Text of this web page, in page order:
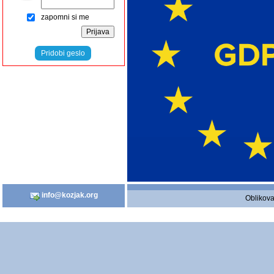
zapomni si me
Pridobi geslo
info@kozjak.org